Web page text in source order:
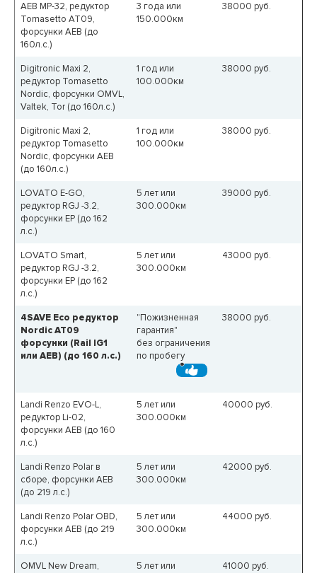
AEB MP-32, редуктор
Tomasetto AT09,
форсунки AEB (до
160л.с.)
3 года или
150.000км
38000 руб.
Digitronic Maxi 2,
редуктор Tomasetto
Nordic, форсунки OMVL,
Valtek, Tor (до 160л.с.)
1 год или
100.000км
38000 руб.
Digitronic Maxi 2,
редуктор Tomasetto
Nordic, форсунки AEB
(до 160л.с.)
1 год или
100.000км
38000 руб.
LOVATO E-GO,
редуктор RGJ -3.2,
форсунки EP (до 162
л.с.)
5 лет или
300.000км
39000 руб.
LOVATO Smart,
редуктор RGJ -3.2,
форсунки EP (до 162
л.с.)
5 лет или
300.000км
43000 руб.
4SAVE Eco редуктор
Nordic AT09
форсунки (Rail IG1
или AEB) (до 160 л.с.)
"Пожизненная
гарантия"
без ограничения
по пробегу
38000 руб.
Landi Renzo EVO-L,
редуктор Li-02,
форсунки AEB (до 160
л.с.)
5 лет или
300.000км
40000 руб.
Landi Renzo Polar в
сборе, форсунки AEB
(до 219 л.с.)
5 лет или
300.000км
42000 руб.
Landi Renzo Polar OBD,
форсунки AEB (до 219
л.с.)
5 лет или
300.000км
44000 руб.
OMVL New Dream,
5 лет или
41000 руб.